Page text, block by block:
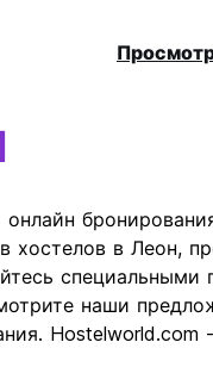
хостелов в Леон,
специальными
наши